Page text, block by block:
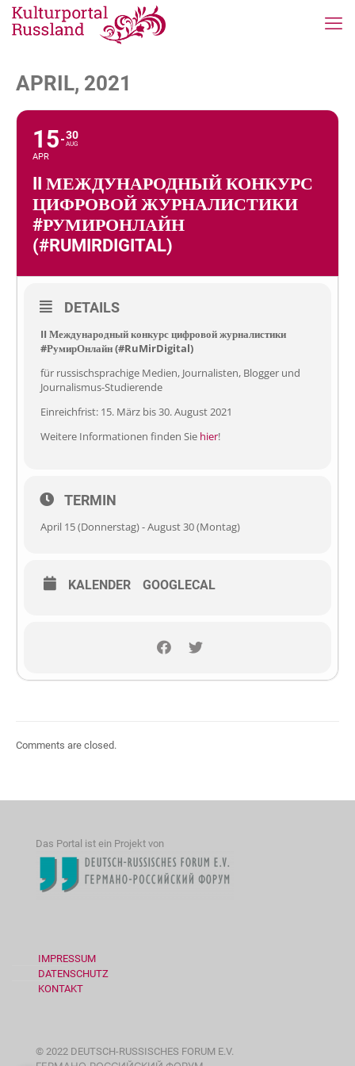
APRIL, 2021
15
APR
30
AUG
II МЕЖДУНАРОДНЫЙ КОНКУРС
ЦИФРОВОЙ ЖУРНАЛИСТИКИ
#РУМИРОНЛАЙН
(#RUMIRDIGITAL)
DETAILS
II Международный конкурс цифровой журналистики
#РумирОнлайн (#RuMirDigital)
für russischsprachige Medien, Journalisten, Blogger und
Journalismus-Studierende
Einreichfrist: 15. März bis 30. August 2021
Weitere Informationen finden Sie hier!
TERMIN
April 15 (Donnerstag) - August 30 (Montag)
KALENDER GOOGLECAL
Comments are closed.
Das Portal ist ein Projekt von
IMPRESSUM
DATENSCHUTZ
KONTAKT
© 2022 DEUTSCH-RUSSISCHES FORUM E.V.